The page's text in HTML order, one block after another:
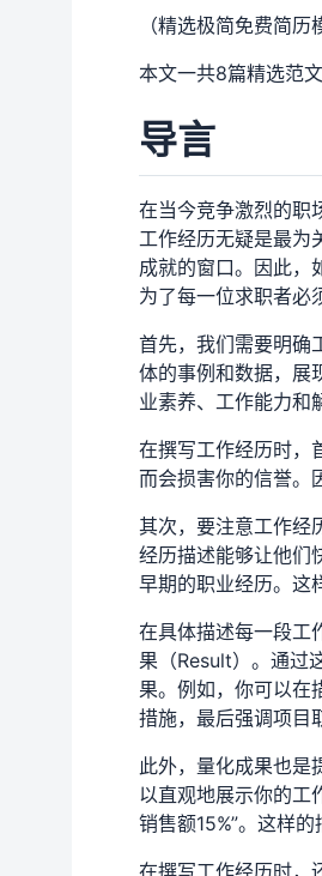
（精选极简免费简
本文一共8篇精选范文
导言
在当今竞争激烈的职
工作经历无疑是最为
成就的窗口。因此，
为了每一位求职者必
首先，我们需要明确
体的事例和数据，展
业素养、工作能力和
在撰写工作经历时，
而会损害你的信誉。
其次，要注意工作经
经历描述能够让他们
早期的职业经历。这
在具体描述每一段工
果（Result）。通过
果。例如，你可以在
措施，最后强调项目
此外，量化成果也是
以直观地展示你的工
销售额15%”。这样